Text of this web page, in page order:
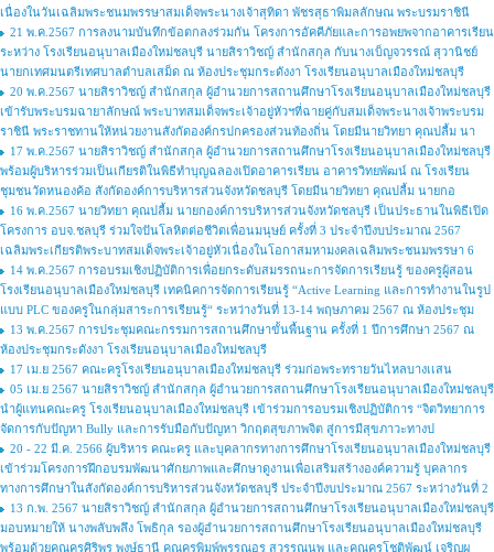
เนื่องในวันเฉลิมพระชนมพรรษาสมเด็จพระนางเจ้าสุทิดา พัชรสุธาพิมลลักษณ พระบรมราชินี
21 พ.ค.2567 การลงนามบันทึกข้อตกลงร่วมกัน โครงการอัคคีภัยและการอพยพจากอาคารเรียน
ระหว่าง โรงเรียนอนุบาลเมืองใหม่ชลบุรี นายสิราวิชญ์ สำนักสกุล กับนางเบ็ญจวรรณ์ สุวานิชย์
นายกเทศมนตรีเทศบาลตำบลเสม็ด ณ ห้องประชุมกระดังงา โรงเรียนอนุบาลเมืองใหม่ชลบุรี
20 พ.ค.2567 นายสิราวิชญ์ สำนักสกุล ผู้อำนวยการสถานศึกษาโรงเรียนอนุบาลเมืองใหม่ชลบุรี
เข้ารับพระบรมฉายาลักษณ์ พระบาทสมเด็จพระเจ้าอยู่หัวฯที่ฉายคู่กับสมเด็จพระนางเจ้าพระบรม
ราชินี พระราชทานให้หน่วยงานสังกัดองค์กรปกครองส่วนท้องถิ่น โดยมีนายวิทยา คุณปลื้ม นา
17 พ.ค.2567 นายสิราวิชญ์ สำนักสกุล ผู้อำนวยการสถานศึกษาโรงเรียนอนุบาลเมืองใหม่ชลบุรี
พร้อมผู้บริหารร่วมเป็นเกียรติในพิธีทำบุญฉลองเปิดอาคารเรียน อาคารวิทยพัฒน์ ณ โรงเรียน
ชุมชนวัดหนองค้อ สังกัดองค์การบริหารส่วนจังหวัดชลบุรี โดยมีนายวิทยา คุณปลื้ม นายกอ
16 พ.ค.2567 นายวิทยา คุณปลื้ม นายกองค์การบริหารส่วนจังหวัดชลบุรี เป็นประธานในพิธีเปิด
โครงการ อบจ.ชลบุรี ร่วมใจปันโลหิตต่อชีวิตเพื่อนมนุษย์ ครั้งที่ 3 ประจำปีงบประมาณ 2567
เฉลิมพระเกียรติพระบาทสมเด็จพระเจ้าอยู่หัวเนื่องในโอกาสมหามงคลเฉลิมพระชนมพรรษา 6
14 พ.ค.2567 การอบรมเชิงปฏิบัติการเพื่อยกระดับสมรรถนะการจัดการเรียนรู้ ของครูผู้สอน
โรงเรียนอนุบาลเมืองใหม่ชลบุรี เทคนิคการจัดการเรียนรู้ “Active Learning และการทำงานในรูป
แบบ PLC ของครูในกลุ่มสาระการเรียนรู้“ ระหว่างวันที่ 13-14 พฤษภาคม 2567 ณ ห้องประชุม
13 พ.ค.2567 การประชุมคณะกรรมการสถานศึกษาขั้นพื้นฐาน ครั้งที่ 1 ปีการศึกษา 2567 ณ
ห้องประชุมกระดังงา โรงเรียนอนุบาลเมืองใหม่ชลบุรี
17 เม.ย 2567 คณะครูโรงเรียนอนุบาลเมืองใหม่ชลบุรี ร่วมก่อพระทรายวันไหลบางเเสน
05 เม.ย 2567 นายสิราวิชญ์ สำนักสกุล ผู้อำนวยการสถานศึกษาโรงเรียนอนุบาลเมืองใหม่ชลบุรี
นำผู้แทนคณะครู โรงเรียนอนุบาลเมืองใหม่ชลบุรี เข้าร่วมการอบรมเชิงปฏิบัติการ “จิตวิทยาการ
จัดการกับปัญหา Bully และการรับมือกับปัญหา วิกฤตสุขภาพจิต สู่การมีสุขภาวะทางป
20 - 22 มี.ค. 2566 ผู้บริหาร คณะครู และบุคลากรทางการศึกษาโรงเรียนอนุบาลเมืองใหม่ชลบุรี
เข้าร่วมโครงการฝึกอบรมพัฒนาศักยภาพและศึกษาดูงานเพื่อเสริมสร้างองค์ความรู้ บุคลากร
ทางการศึกษาในสังกัดองค์การบริหารส่วนจังหวัดชลบุรี ประจำปีงบประมาณ 2567 ระหว่างวันที่ 2
13 ก.พ. 2567 นายสิราวิชญ์ สำนักสกุล ผู้อำนวยการสถานศึกษาโรงเรียนอนุบาลเมืองใหม่ชลบุรี
มอบหมายให้ นางพลับพลึง โพธิกุล รองผู้อำนวยการสถานศึกษาโรงเรียนอนุบาลเมืองใหม่ชลบุรี
พร้อมด้วยคุณครูศิริพร พงษ์ธานี คุณครูพิมพ์พรรณอร สุวรรณนพ และคุณครูโชติพัฒน์ เจริญผ